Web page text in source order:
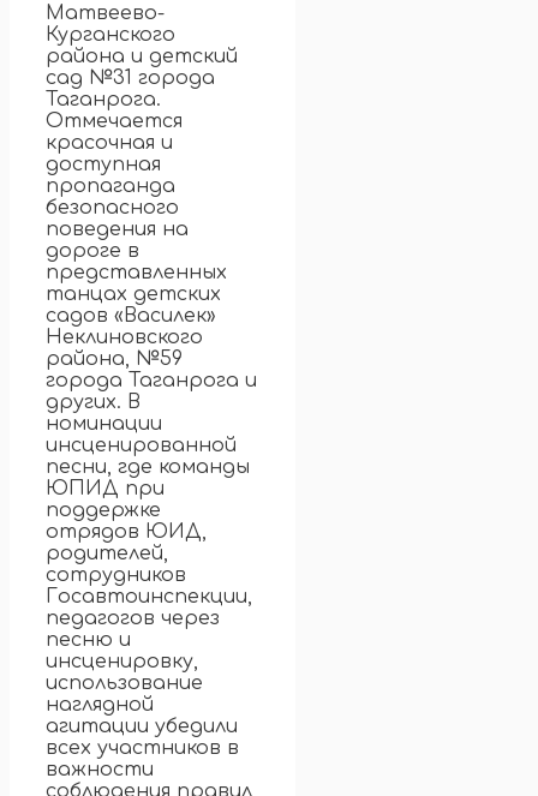
Матвеево-
Курганского
района и детский
сад №31 города
Таганрога.
Отмечается
красочная и
доступная
пропаганда
безопасного
поведения на
дороге в
представленных
танцах детских
садов «Василек»
Неклиновского
района, №59
города Таганрога и
других. В
номинации
инсценированной
песни, где команды
ЮПИД при
поддержке
отрядов ЮИД,
родителей,
сотрудников
Госавтоинспекции,
педагогов через
песню и
инсценировку,
использование
наглядной
агитации убедили
всех участников в
важности
соблюдения правил